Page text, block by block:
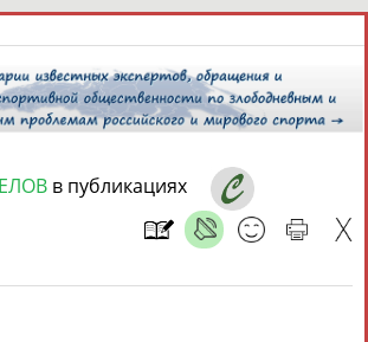
7 августа 2026 года,05:44
Расширенный поиск
в публикациях